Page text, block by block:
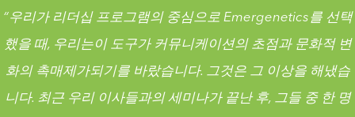
“우리가 리더십 프로그램의 중심으로 Emergenetics를 선택
했을 때, 우리는이 도구가 커뮤니케이션의 초점과 문화적 변
화의 촉매제가되기를 바랐습니다. 그것은 그 이상을 해냈습
니다. 최근 우리 이사들과의 세미나가 끝난 후, 그들 중 한 명